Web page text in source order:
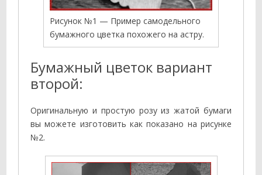
Рисунок №1 — Пример самодельного
бумажного цветка похожего на астру.
Бумажный цветок вариант
второй:
Оригинальную и простую розу из жатой бумаги
вы можете изготовить как показано на рисунке
№2.